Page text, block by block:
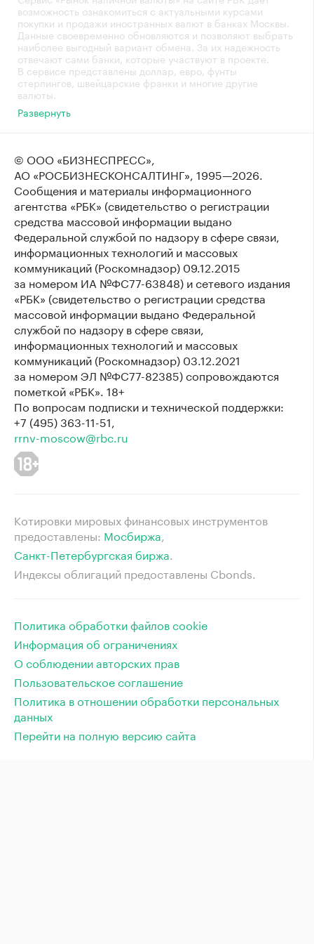
возможность ознакомиться с актуальными курсами
покупки и продажи иностранных валют в банках Москвы.
Данные своевременно обновляются и позволяют выбрать
наиболее выгодный вариант обмена. За их надежность
отвечают сами банки, которые участвуют в проекте.
В сервисе представлены доллар, евро, фунты
стерлингов, швейцарские франки и многие другие
валюты.
Развернуть
© ООО «БИЗНЕСПРЕСС»,
АО «РОСБИЗНЕСКОНСАЛТИНГ», 1995—2026.
Сообщения и материалы информационного
агентства «РБК» (свидетельство о регистрации
средства массовой информации выдано
Федеральной службой по надзору в сфере связи,
информационных технологий и массовых
коммуникаций (Роскомнадзор) 09.12.2015
за номером ИА №ФС77-63848) и сетевого издания
«РБК» (свидетельство о регистрации средства
массовой информации выдано Федеральной
службой по надзору в сфере связи,
информационных технологий и массовых
коммуникаций (Роскомнадзор) 03.12.2021
за номером ЭЛ №ФС77-82385) сопровождаются
пометкой «РБК». 18+
По вопросам подписки и технической поддержки:
+7 (495) 363-11-51,
rrnv-moscow@rbc.ru
Котировки мировых финансовых инструментов
предоставлены: Мосбиржа⁠,
Санкт-Петербургская биржа⁠.
Индексы облигаций предоставлены Cbonds.
Политика обработки файлов cookie
Информация об ограничениях
О соблюдении авторских прав
Пользовательское соглашение
Политика в отношении обработки персональных
данных
Перейти на полную версию сайта